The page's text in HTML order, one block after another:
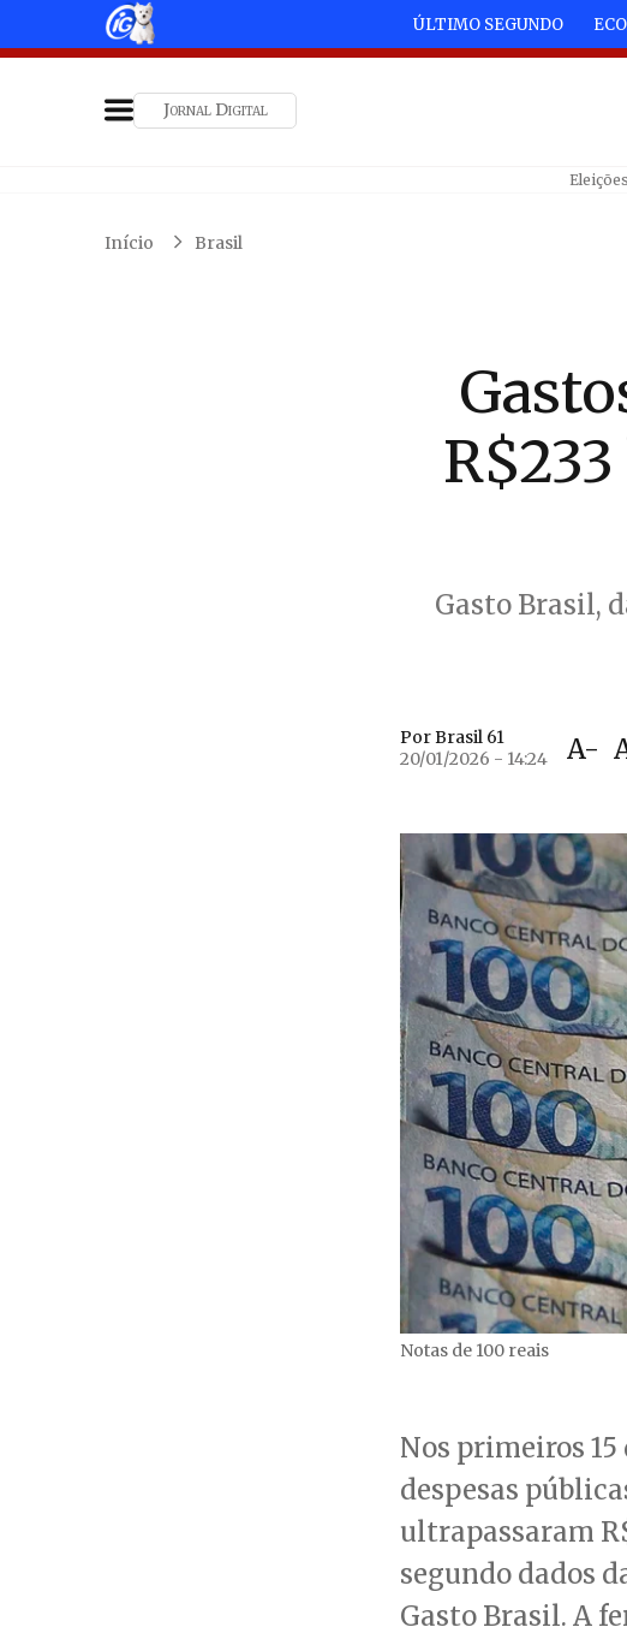
ÚLTIMO SEGUNDO
Jornal Digital
Início Brasil
Gasto Brasil,
Por Brasil 61
20/01/2026 - 14:24
A-
Notas de 100 reais
Nos primeiros 15
despesas
ultrapassaram
segundo dados
Gasto Brasil. A